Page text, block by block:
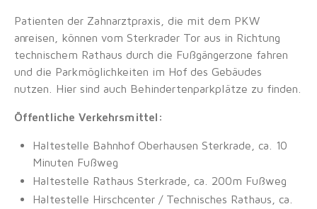
Patienten der Zahnarztpraxis, die mit dem PKW
anreisen, können vom Sterkrader Tor aus in Richtung
technischem Rathaus durch die Fußgängerzone fahren
und die Parkmöglichkeiten im Hof des Gebäudes
nutzen. Hier sind auch Behindertenparkplätze zu finden.
Öffentliche Verkehrsmittel:
Haltestelle Bahnhof Oberhausen Sterkrade, ca. 10
Minuten Fußweg
Haltestelle Rathaus Sterkrade, ca. 200m Fußweg
Haltestelle Hirschcenter / Technisches Rathaus, ca.